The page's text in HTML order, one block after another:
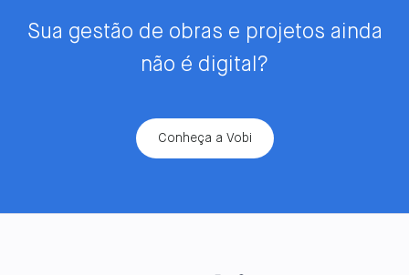
Sua gestão de obras e projetos ainda
não é digital?
Conheça a Vobi